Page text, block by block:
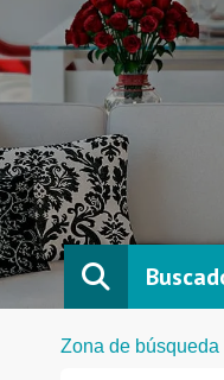
Zona de búsqueda